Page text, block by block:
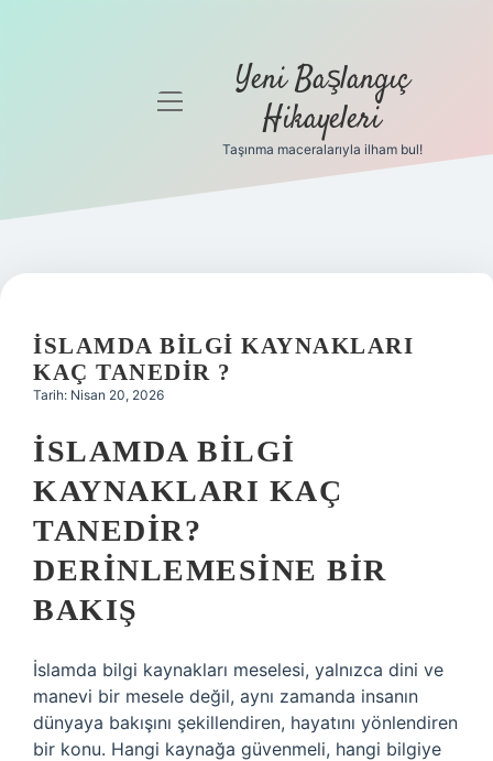
Gizlilik
Hakkımızda
menüyü
Yeni Başlangıç
Hikayeleri
Taşınma maceralarıyla ilham bul!
İSLAMDA BILGI KAYNAKLARI
KAÇ TANEDIR ?
Tarih: Nisan 20, 2026
İSLAMDA BILGI
KAYNAKLARI KAÇ
TANEDIR?
DERINLEMESINE BIR
BAKIŞ
İslamda bilgi kaynakları meselesi, yalnızca dini ve
manevi bir mesele değil, aynı zamanda insanın
dünyaya bakışını şekillendiren, hayatını yönlendiren
bir konu. Hangi kaynağa güvenmeli, hangi bilgiye